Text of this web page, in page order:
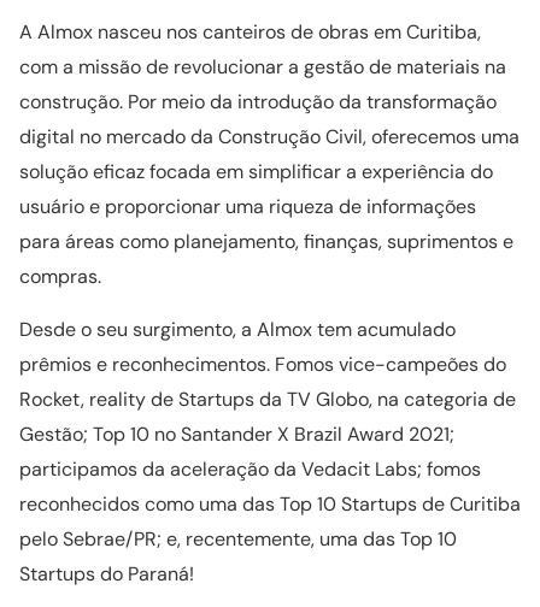
A Almox nasceu nos canteiros de obras em Curitiba,
com a missão de revolucionar a gestão de materiais na
construção. Por meio da introdução da transformação
digital no mercado da Construção Civil, oferecemos uma
solução eficaz focada em simplificar a experiência do
usuário e proporcionar uma riqueza de informações
para áreas como planejamento, finanças, suprimentos e
compras.
Desde o seu surgimento, a Almox tem acumulado
prêmios e reconhecimentos. Fomos vice-campeões do
Rocket, reality de Startups da TV Globo, na categoria de
Gestão; Top 10 no Santander X Brazil Award 2021;
participamos da aceleração da Vedacit Labs; fomos
reconhecidos como uma das Top 10 Startups de Curitiba
pelo Sebrae/PR; e, recentemente, uma das Top 10
Startups do Paraná!